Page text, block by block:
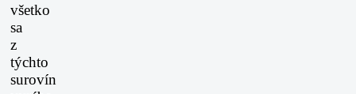
všetko
sa
z
týchto
surovín